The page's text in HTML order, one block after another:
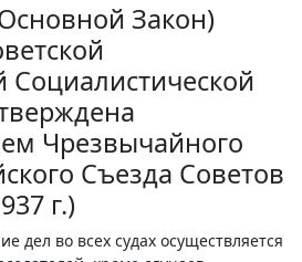
Закон)
Чрезвычайного
Съезда Советов
г.)
дел во всех судах осуществляется